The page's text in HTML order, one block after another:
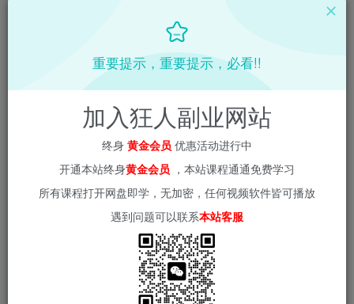
📌 1000➕互联网副业项目教程，更多网赚项目，点击以下
链接进入本站首页：
重要提示，重要提示，必看!!
加入狂人副业网站
终身 黄金会员 优惠活动进行中
开通本站终身黄金会员 ，本站课程通通免费学习
所有课程打开网盘即学，无加密，任何视频软件皆可播放
遇到问题可以联系本站客服